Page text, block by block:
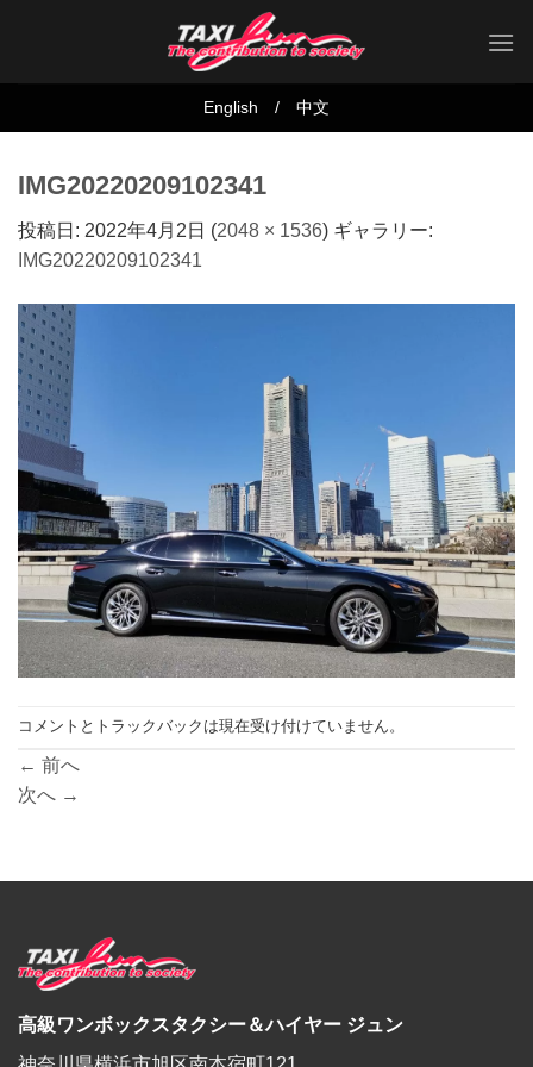
English / 中文
IMG20220209102341
投稿日: 2022年4月2日 (2048 × 1536) ギャラリー:
IMG20220209102341
コメントとトラックバックは現在受け付けていません。
← 前へ
次へ →
高級ワンボックスタクシー＆ハイヤー ジュン